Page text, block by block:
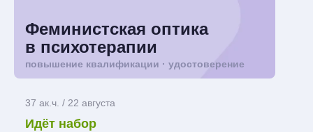
Феминистская оптика
в психотерапии
повышение квалификации · удостоверение
37 ак.ч. / 22 августа
Идёт набор